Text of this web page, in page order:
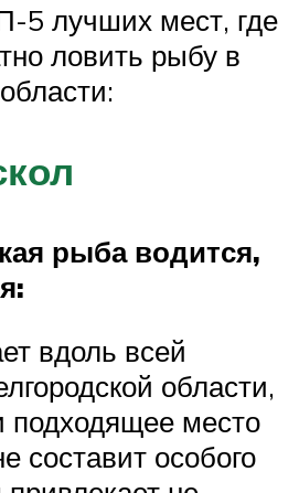
5 лучших мест, где
ловить рыбу в
рыба водится,
вдоль всей
области,
подходящее место
составит особого